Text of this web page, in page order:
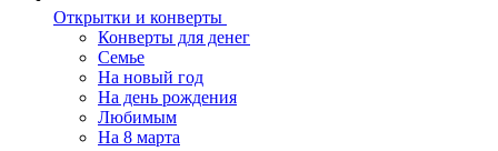
Открытки и конверты
Конверты для денег
Семье
На новый год
На день рождения
Любимым
На 8 марта